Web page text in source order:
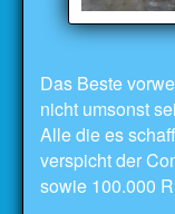
Das Beste
nicht umsonst
Alle die es
verspicht der
sowie 100.000